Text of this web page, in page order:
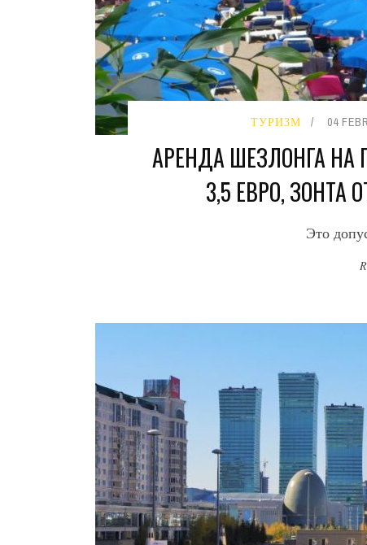
ТУРИЗМ 04
АРЕНДА ШЕЗЛОНГА НА
3,5 ЕВРО,
Это